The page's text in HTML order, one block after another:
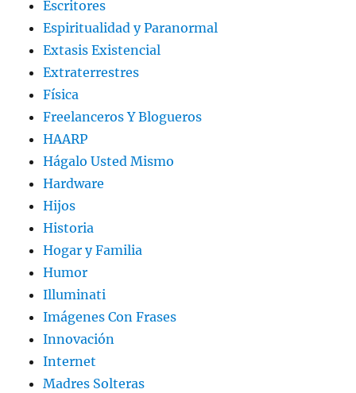
Escritores
Espiritualidad y Paranormal
Extasis Existencial
Extraterrestres
Física
Freelanceros Y Blogueros
HAARP
Hágalo Usted Mismo
Hardware
Hijos
Historia
Hogar y Familia
Humor
Illuminati
Imágenes Con Frases
Innovación
Internet
Madres Solteras